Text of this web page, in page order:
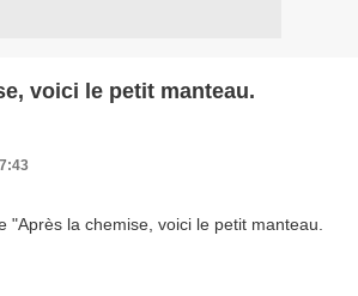
voici le petit manteau.